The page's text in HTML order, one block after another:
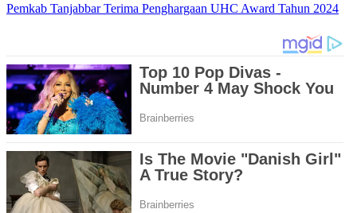
Pemkab Tanjabbar Terima Penghargaan UHC Award Tahun 2024